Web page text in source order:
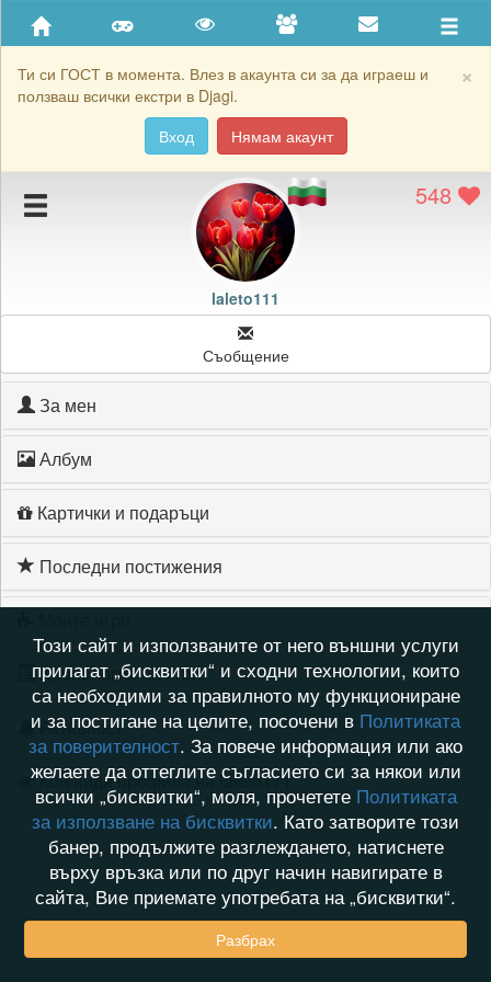
×
Ти си ГОСТ в момента. Влез в акаунта си за да играеш и
ползваш всички екстри в Djagi.
Вход
Нямам акаунт
Приятели
Хронология на игри
Подаръците на laleto111
Картичките на laleto111
548
laleto111
Съобщение
За мен
Албум
Картички и подаръци
Последни постижения
Хронология на игри
Активност
Кой видя профила на laleto111
Този сайт и използваните от него външни услуги
прилагат „бисквитки“ и сходни технологии, които
са необходими за правилното му функциониране
и за постигане на целите, посочени в Политиката
за поверителност. За повече информация или ако
желаете да оттеглите съгласието си за някои или
всички „бисквитки“, моля, прочетете Политиката
за използване на бисквитки. Като затворите този
банер, продължите разглеждането, натиснете
върху връзка или по друг начин навигирате в
сайта, Вие приемате употребата на „бисквитки“.
Разбрах